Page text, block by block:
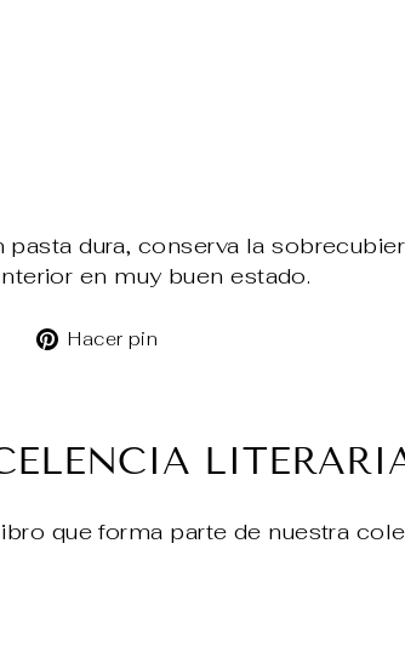
dura, conserva la
en muy buen estado.
TuitearHacer pin
que forma parte de nuestra